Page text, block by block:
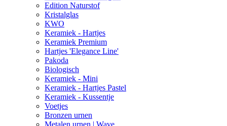
Edition Naturstof
Kristalglas
KWO
Keramiek - Hartjes
Keramiek Premium
Hartjes 'Elegance Line'
Pakoda
Biologisch
Keramiek - Mini
Keramiek - Hartjes Pastel
Keramiek - Kussentje
Voetjes
Bronzen urnen
Metalen urnen | Wave